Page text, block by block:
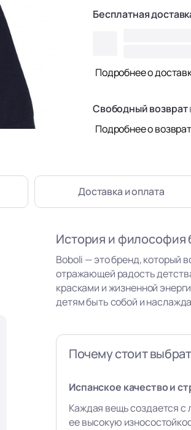
Бесплатная
Подробнее о
Свободный возврат
Подробнее о
Доставка и оплата
История и философия
Boboli — это бренд, который
отражающей радость
красками и жизненной
детям быть собой и
Почему стоит
Испанское качество и
Каждая вещь создается с
ее высокую